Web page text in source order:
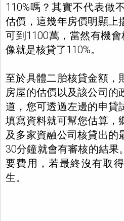
110%嗎？其實不代表做
估價，這幾年房價明顯上
可到1100萬，當然有機
像就是核貸了110%。
至於具體二胎核貸金額，
房屋的估價以及該公司的
道，您可透過左邊的申貸
填寫資料就可幫您估算，
及多家資融公司核貸出的
30分鐘就會有審核的結果
要費用，若最終沒有取
生。